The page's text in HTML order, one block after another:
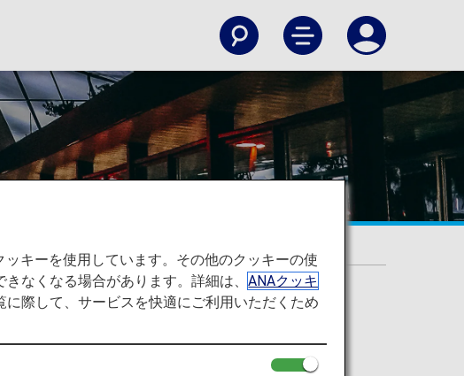
キーを使用しています。その他のクッキーの使
なくなる場合があります。詳細は、ANAクッキ
際して、サービスを快適にご利用いただくため